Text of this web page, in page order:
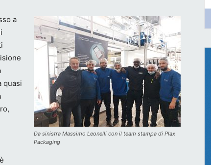
Da sinistra Massimo Leonelli con il team stampa di Plax
Packaging
a
quasi